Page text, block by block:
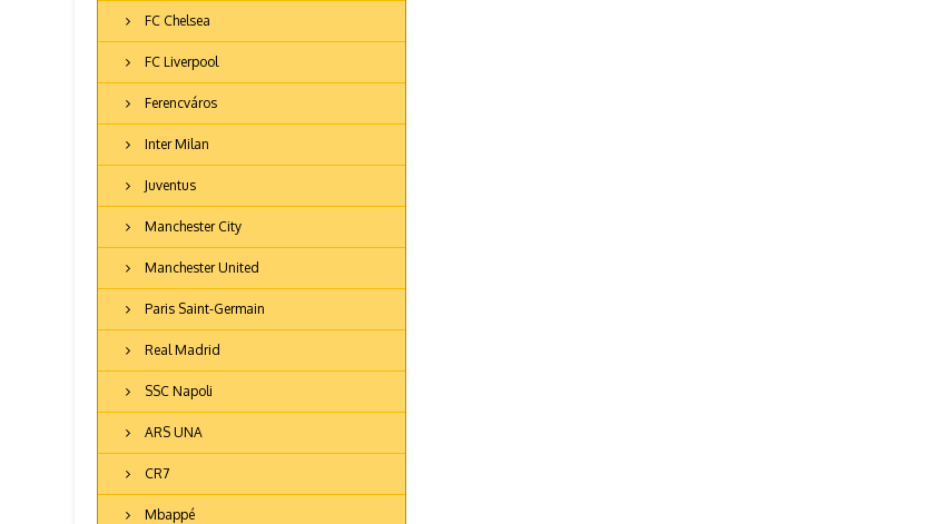
FC Chelsea
FC Liverpool
Ferencváros
Inter Milan
Juventus
Manchester City
Manchester United
Paris Saint-Germain
Real Madrid
SSC Napoli
ARS UNA
CR7
Mbappé